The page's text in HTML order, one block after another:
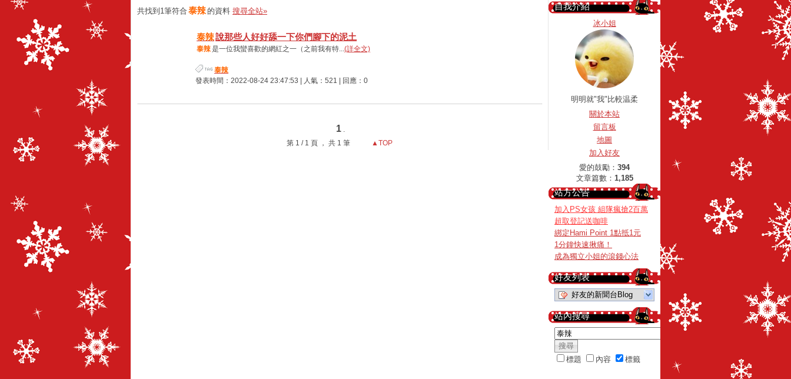
共找到1筆符合 泰辣 的資料 搜尋全站»
泰辣說那些人好好舔一下你們腳下的泥土
泰辣是一位我蠻喜歡的網紅之一（之前我有特...(詳全文)
泰辣
發表時間：2022-08-24 23:47:53 | 人氣：521 | 回應：0
1 .
第 1 / 1 頁 ， 共 1 筆
▲TOP
自我介紹
冰小姐
明明就"我"比較温柔
關於本站
留言板
地圖
加入好友
愛的鼓勵： 394
文章篇數： 1,185
站方公告
加入PS女孩 組隊瘋搶2百萬
超取登記送咖啡
綁定Hami Point 1點抵1元
1分鐘快速揪痛！
成為獨立小姐的滾錢心法
好友列表
好友的新聞台Blog
站內搜尋
標題 內容 標籤